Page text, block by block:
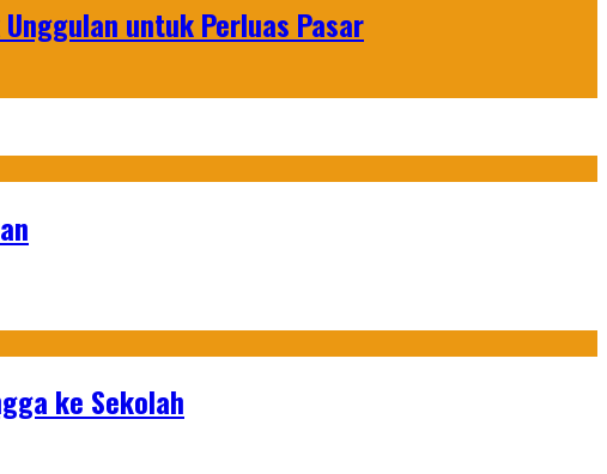
untuk Perluas Pasar
ke Sekolah